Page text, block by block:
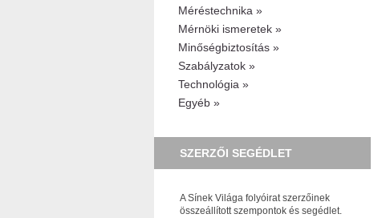
Méréstechnika »
Mérnöki ismeretek »
Minőségbiztosítás »
Szabályzatok »
Technológia »
Egyéb »
SZERZŐI SEGÉDLET
A Sínek Világa folyóirat szerzőinek
összeállított szempontok és segédlet.